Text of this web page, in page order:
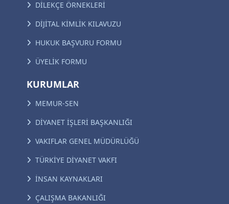
DİLEKÇE ÖRNEKLERİ
DİJİTAL KİMLİK KILAVUZU
HUKUK BAŞVURU FORMU
ÜYELİK FORMU
KURUMLAR
MEMUR-SEN
DİYANET İŞLERİ BAŞKANLIĞI
VAKIFLAR GENEL MÜDÜRLÜĞÜ
TÜRKİYE DİYANET VAKFI
İNSAN KAYNAKLARI
ÇALIŞMA BAKANLIĞI